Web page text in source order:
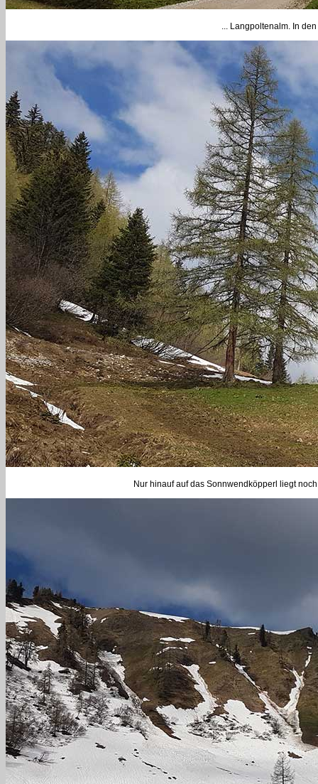
... Langpoltenalm. In
Nur hinauf auf das Sonnwendköpperl liegt